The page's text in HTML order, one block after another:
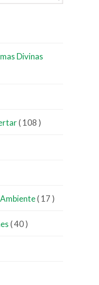
Divinas
( 108 )
( 17 )
( 40 )